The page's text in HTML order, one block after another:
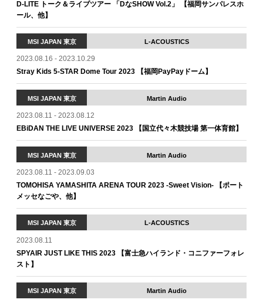
D-LITE トーク＆ライブツアー 「DなSHOW Vol.2」 【福岡サンパレスホ
ール、他】
MSI JAPAN 東京 L-ACOUSTICS
2023.08.16 - 2023.10.29
Stray Kids 5-STAR Dome Tour 2023 【福岡PayPayドーム】
MSI JAPAN 東京 Martin Audio
2023.08.11 - 2023.08.12
EBiDAN THE LIVE UNIVERSE 2023 【国立代々木競技場 第一体育館】
MSI JAPAN 東京 Martin Audio
2023.08.11 - 2023.09.03
TOMOHISA YAMASHITA ARENA TOUR 2023 -Sweet Vision- 【ポート
メッセなごや、他】
MSI JAPAN 東京 L-ACOUSTICS
2023.08.11
SPYAIR JUST LIKE THIS 2023 【富士急ハイランド・コニファーフォレ
スト】
MSI JAPAN 東京 Martin Audio